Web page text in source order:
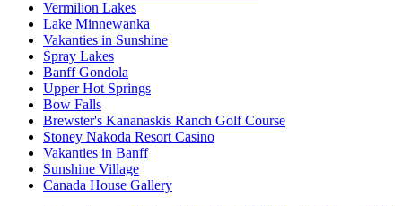
Vermilion Lakes
Lake Minnewanka
Vakanties in Sunshine
Spray Lakes
Banff Gondola
Upper Hot Springs
Bow Falls
Brewster's Kananaskis Ranch Golf Course
Stoney Nakoda Resort Casino
Vakanties in Banff
Sunshine Village
Canada House Gallery